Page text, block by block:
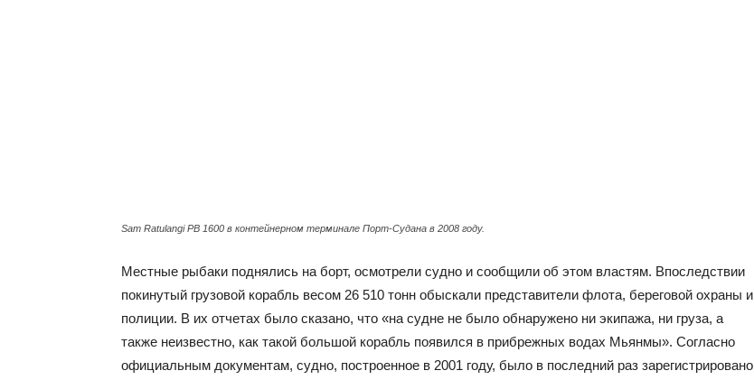
Sam Ratulangi PB 1600 в контейнерном терминале Порт-Судана в 2008 году.
Местные рыбаки поднялись на борт, осмотрели судно и сообщили об этом властям. Впоследствии
покинутый грузовой корабль весом 26 510 тонн обыскали представители флота, береговой охраны и
полиции. В их отчетах было сказано, что «на судне не было обнаружено ни экипажа, ни груза, а
также неизвестно, как такой большой корабль появился в прибрежных водах Мьянмы». Согласно
официальным документам, судно, построенное в 2001 году, было в последний раз зарегистрировано